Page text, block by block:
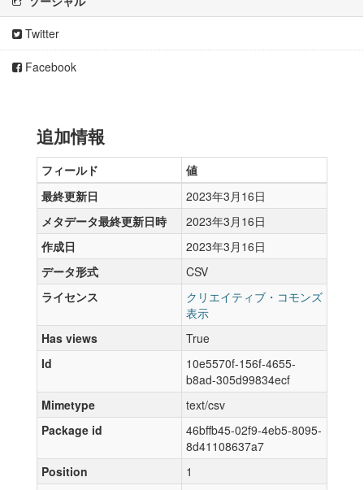
Twitter
Facebook
追加情報
フィールド
値
最終更新日
2023年3月16日
メタデータ最終更新日時
2023年3月16日
作成日
2023年3月16日
データ形式
CSV
ライセンス
クリエイティブ・コモンズ
表示
Has views
True
Id
10e5570f-156f-4655-
b8ad-305d99834ecf
Mimetype
text/csv
Package id
46bffb45-02f9-4eb5-8095-
8d41108637a7
Position
1